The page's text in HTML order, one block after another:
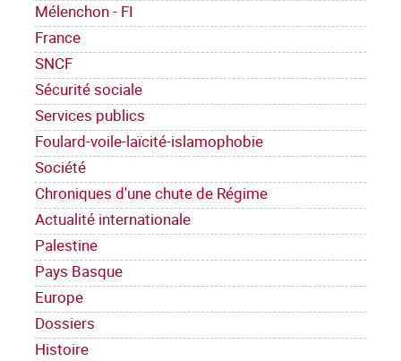
Mélenchon - FI
France
SNCF
Sécurité sociale
Services publics
Foulard-voile-laïcité-islamophobie
Société
Chroniques d'une chute de Régime
Actualité internationale
Palestine
Pays Basque
Europe
Dossiers
Histoire